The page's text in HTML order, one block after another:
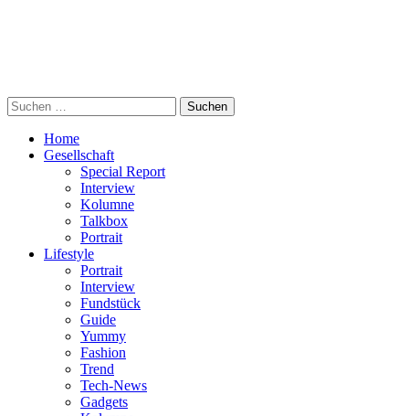
Suchen
nach:
Home
Gesellschaft
Special Report
Interview
Kolumne
Talkbox
Portrait
Lifestyle
Portrait
Interview
Fundstück
Guide
Yummy
Fashion
Trend
Tech-News
Gadgets